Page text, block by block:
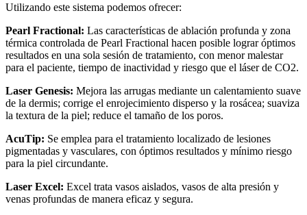
Utilizando este sistema podemos ofrecer:
Pearl Fractional: Las características de ablación profunda y zona
térmica controlada de Pearl Fractional hacen posible lograr óptimos
resultados en una sola sesión de tratamiento, con menor malestar
para el paciente, tiempo de inactividad y riesgo que el láser de CO2.
Laser Genesis: Mejora las arrugas mediante un calentamiento suave
de la dermis; corrige el enrojecimiento disperso y la rosácea; suaviza
la textura de la piel; reduce el tamaño de los poros.
AcuTip: Se emplea para el tratamiento localizado de lesiones
pigmentadas y vasculares, con óptimos resultados y mínimo riesgo
para la piel circundante.
Laser Excel: Excel trata vasos aislados, vasos de alta presión y
venas profundas de manera eficaz y segura.